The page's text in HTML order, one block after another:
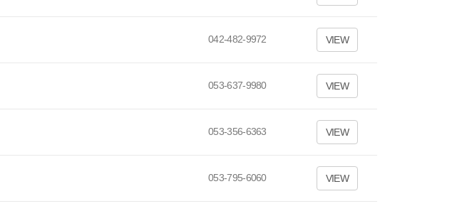
042-482-9972 VIEW
053-637-9980 VIEW
053-356-6363 VIEW
053-795-6060 VIEW